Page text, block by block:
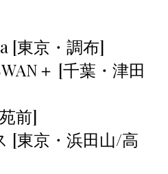
[東京・調布]
＋ [千葉・津田
前]
[東京・浜田山/高